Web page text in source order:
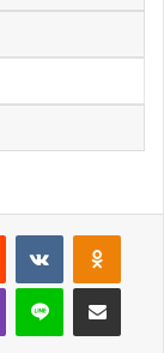
Reddit VKontakte
Viber Line E-Posta ile